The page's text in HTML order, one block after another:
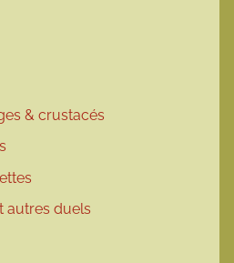
& crustacés
autres duels